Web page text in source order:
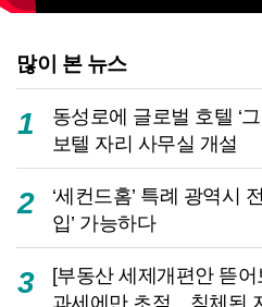
많이 본 뉴스
1
동성로에 글로벌 호텔 ‘
보텔 자리 사무실 개설
2
‘세컨드홈’ 특례 광역시
입’ 가능하다
3
[부동산 세제개편안 뜯
과세에만 초점…침체된